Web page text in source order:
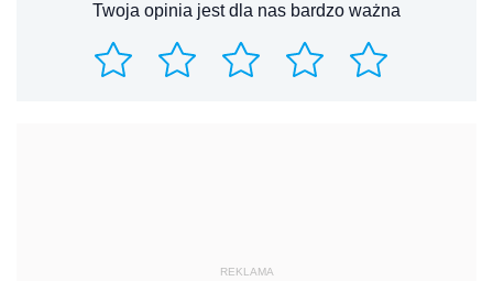
Twoja opinia jest dla nas bardzo ważna
REKLAMA